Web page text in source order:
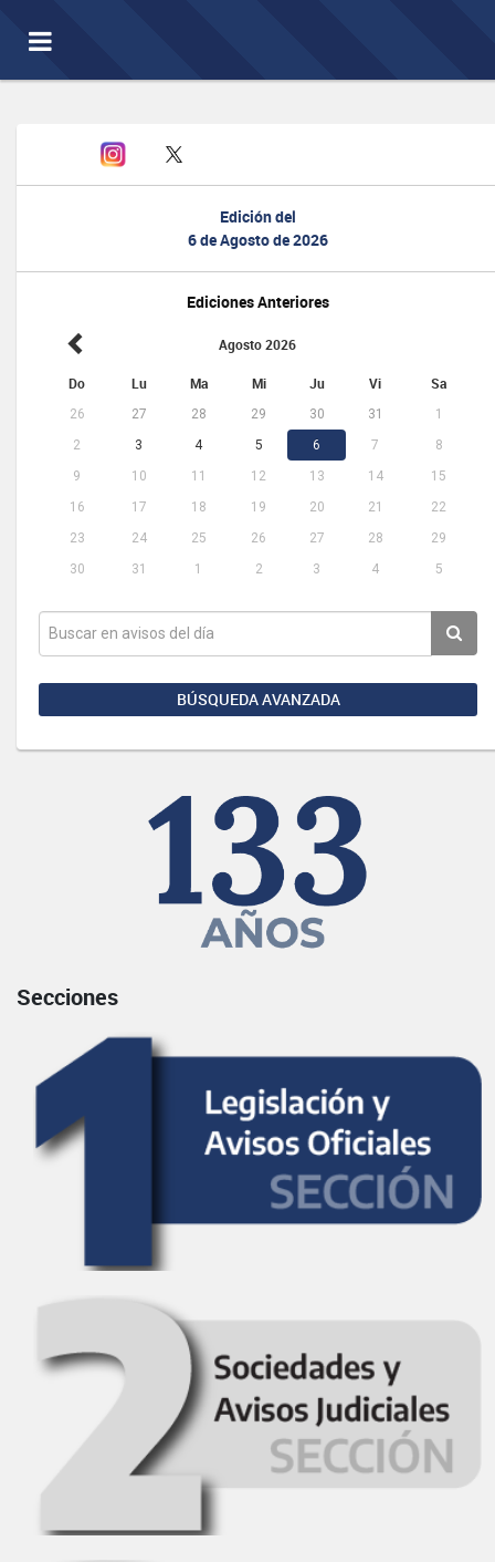
Toggle
navigation
Edición del
6 de Agosto de 2026
Ediciones Anteriores
Agosto 2026
Do Lu Ma Mi Ju Vi Sa
26 27 28 29 30 31
1
2
3 4 5 6 7
8
9
10 11 12 13 14
15
16
17 18 19 20 21
22
23
24 25 26 27 28
29
30
31 1 2 3 4 5
BÚSQUEDA AVANZADA
Secciones